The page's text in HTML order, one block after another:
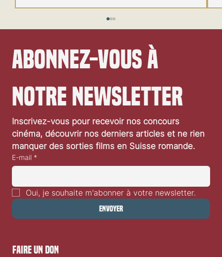
Abonnez-vous à
notre newsletter
Inscrivez-vous pour recevoir nos concours
cinéma, découvrir nos derniers articles et ne rien
manquer des sorties films en Suisse romande.
E-mail *
Oui, je souhaite m'abonner à votre newsletter.
Envoyer
faire un don